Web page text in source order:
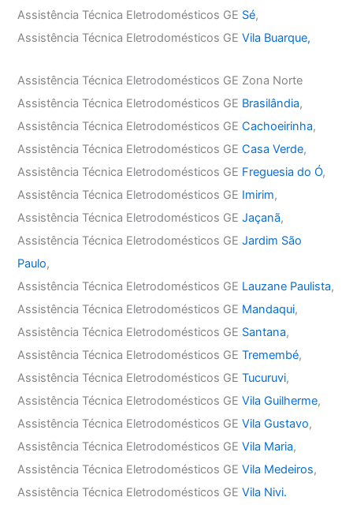
Assistência Técnica Eletrodomésticos GE Sé,
Assistência Técnica Eletrodomésticos GEVila Buarque,
Assistência Técnica Eletrodomésticos GE Zona Norte
Assistência Técnica Eletrodomésticos GE Brasilândia,
Assistência Técnica Eletrodomésticos GECachoeirinha,
Assistência Técnica Eletrodomésticos GECasa Verde,
Assistência Técnica Eletrodomésticos GE Freguesia do Ó,
Assistência Técnica Eletrodomésticos GE Imirim,
Assistência Técnica Eletrodomésticos GEJaçanã,
Assistência Técnica Eletrodomésticos GEJardim São
Paulo,
Assistência Técnica Eletrodomésticos GE Lauzane Paulista,
Assistência Técnica Eletrodomésticos GE Mandaqui,
Assistência Técnica Eletrodomésticos GE Santana,
Assistência Técnica Eletrodomésticos GETremembé,
Assistência Técnica Eletrodomésticos GETucuruvi,
Assistência Técnica Eletrodomésticos GEVila Guilherme,
Assistência Técnica Eletrodomésticos GEVila Gustavo,
Assistência Técnica Eletrodomésticos GEVila Maria,
Assistência Técnica Eletrodomésticos GEVila Medeiros,
Assistência Técnica Eletrodomésticos GEVila Nivi.